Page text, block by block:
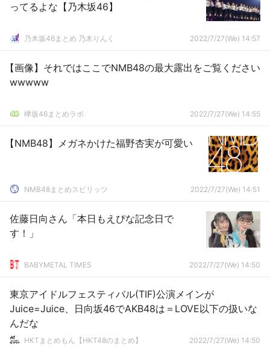
ってるよな【乃木坂46】
乃木坂46まとめ 乃木りんく 2022/7/27(We) 14:57
【画像】それではここでNMB48の最大露出をご覧ください
wwwww
欅坂46まとめラボ 2022/7/27(We) 14:55
【NMB48】メガネかけた福野杏実が可愛い
NMB48まとめスピリッツ 2022/7/27(We) 14:51
佐藤日向さん「本日もえぴな記念日で
す！」
BABYMETAL TIMES 2022/7/27(We) 14:50
東京アイドルフェスティバル(TIF)公演メインが
Juice=Juice、日向坂46でAKB48は＝LOVE以下の扱いな
んだな
HKTまとめもん【HKT48のまとめ】 2022/7/27(We) 14:50